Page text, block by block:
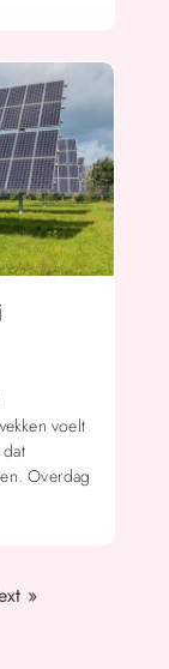
voelt
Overdag
»